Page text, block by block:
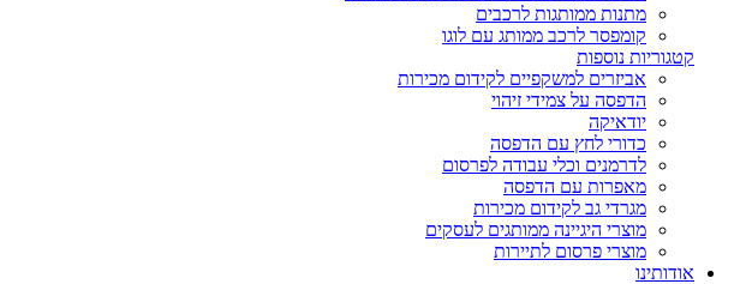
מתנות ממותגות לרכבים
קומפסר לרכב ממותג עם לוגו
קטגוריות נוספות
אביזרים למשקפיים לקידום מכירות
הדפסה על צמידי זיהוי
יודאיקה
כדורי לחץ עם הדפסה
לדרמנים וכלי עבודה לפרסום
מאפרות עם הדפסה
מגרדי גב לקידום מכירות
מוצרי היגיינה ממותגים לעסקים
מוצרי פרסום לתיירות
אודותינו